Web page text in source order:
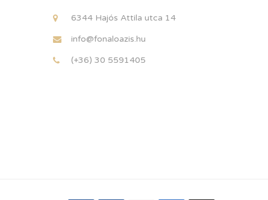
6344 Hajós Attila utca 14
info@fonaloazis.hu
(+36) 30 5591405